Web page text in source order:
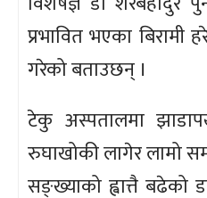
प्रभावित भएका
गरेको बताउछन् ।
टेकु अस्पतालमा
रुघाखोकी लागेर लामो
सङ्ख्याको ह्वात्तै बढेको